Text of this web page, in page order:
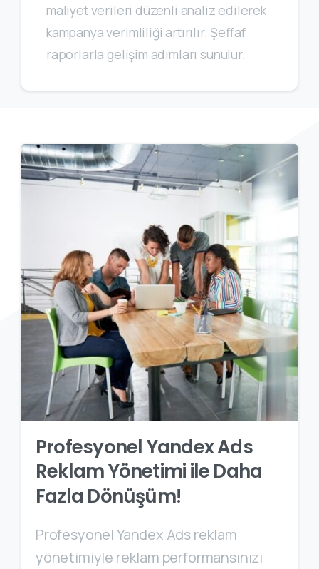
maliyet verileri düzenli analiz edilerek
kampanya verimliliği artırılır. Şeffaf
raporlarla gelişim adımları sunulur.
ProfesyonelYandexAds
ReklamYönetimiileDaha
Fazla Dönüşüm!
Profesyonel Yandex Ads reklam
yönetimiyle reklam performansınızı